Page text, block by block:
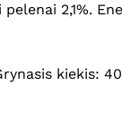
2,1%.
kiekis: